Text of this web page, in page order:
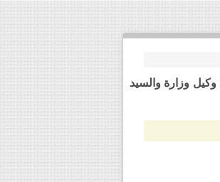
وكيل وزارة والسيد